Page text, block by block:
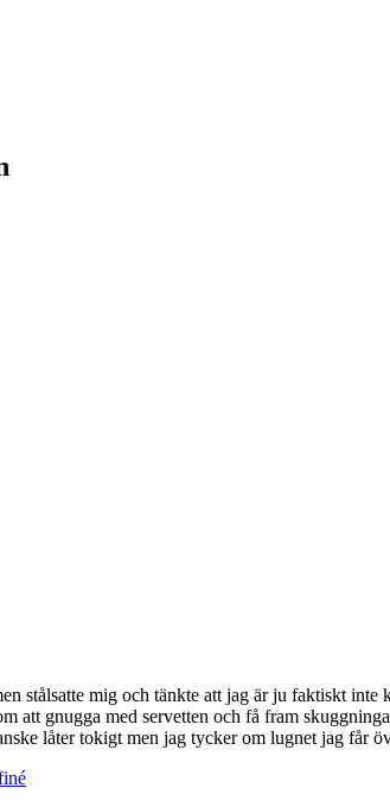
stålsatte mig och tänkte att jag är ju faktiskt
att gnugga med servetten och få fram
låter tokigt men jag tycker om lugnet jag får